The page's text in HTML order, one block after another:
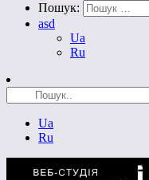
Пошук:
asd
Ua
Ru
Ua
Ru